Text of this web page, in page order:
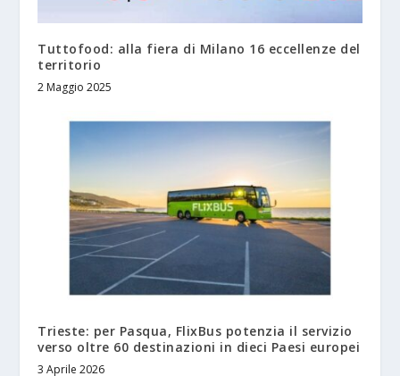
Tuttofood: alla fiera di Milano 16 eccellenze del
territorio
2 Maggio 2025
Trieste: per Pasqua, FlixBus potenzia il servizio
verso oltre 60 destinazioni in dieci Paesi europei
3 Aprile 2026